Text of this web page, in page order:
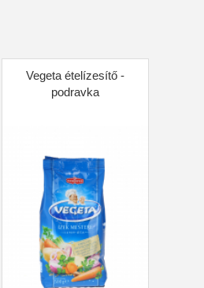
Vegeta ételízesítő -
podravka